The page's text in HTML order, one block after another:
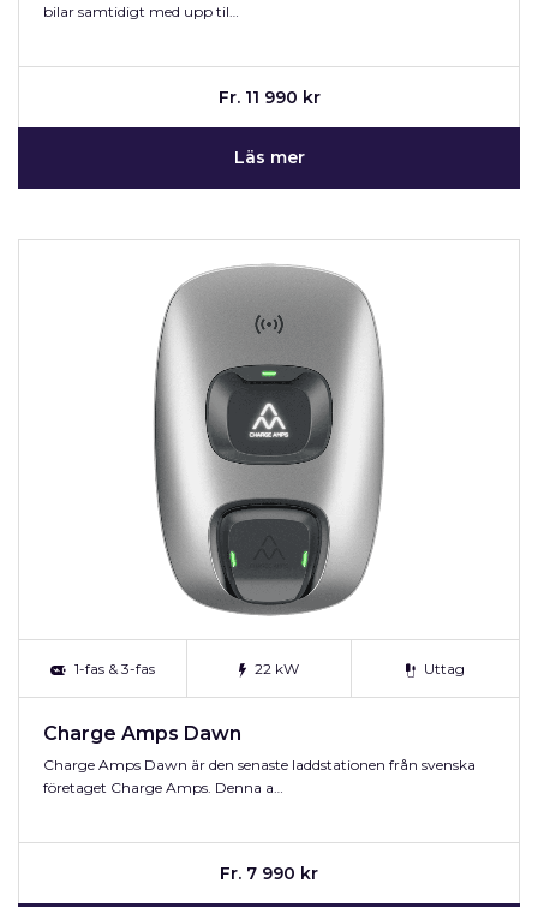
bilar samtidigt med upp til…
Fr. 11 990 kr
Läs mer
1-fas & 3-fas 22 kW Uttag
Charge Amps Dawn
Charge Amps Dawn är den senaste laddstationen från svenska
företaget Charge Amps. Denna a…
Fr. 7 990 kr